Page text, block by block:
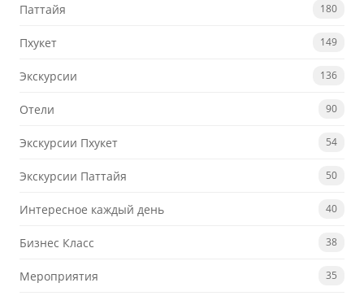
Паттайя 180
Пхукет 149
Экскурсии 136
Отели 90
Экскурсии Пхукет 54
Экскурсии Паттайя 50
Интересное каждый день 40
Бизнес Класс 38
Мероприятия 35